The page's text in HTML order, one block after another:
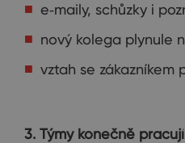
e‑maily, schůzky i
nový kolega plynule
vztah se zákazníkem
3. Týmy konečně